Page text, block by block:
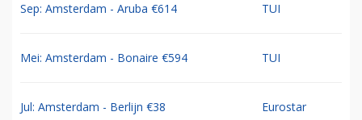
Sep: Amsterdam - Aruba €614 TUI
Mei: Amsterdam - Bonaire €594 TUI
Jul: Amsterdam - Berlijn €38 Eurostar